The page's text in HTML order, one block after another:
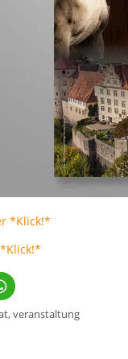
*Klick!*
,veranstaltung